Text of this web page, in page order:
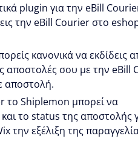
plugin για την eBill
την eBill Courier στο
κανονικά να εκδίδεις
αποστολές σου με την eBill
αποστολή.
το Shiplemon μπορεί να
το status της αποστολής
την εξέλιξη της